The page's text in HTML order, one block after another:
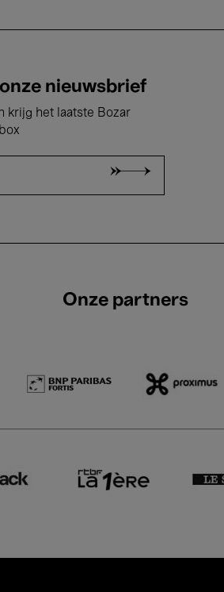
nieuwsbrief
krijg het laatste Bozar
Onze partners